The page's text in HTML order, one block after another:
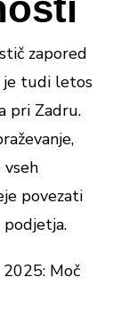
zapored
je tudi letos
pri Zadru.
povezati